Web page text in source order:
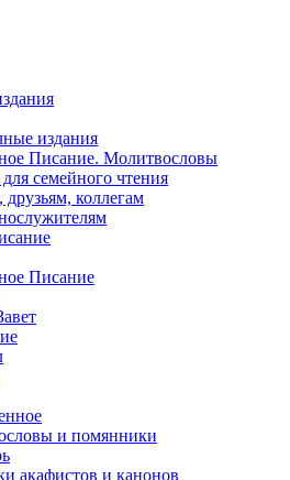
издания
Писание. Молитвословы
семейного чтения
коллегам
Писание
и помянники
акафистов и канонов